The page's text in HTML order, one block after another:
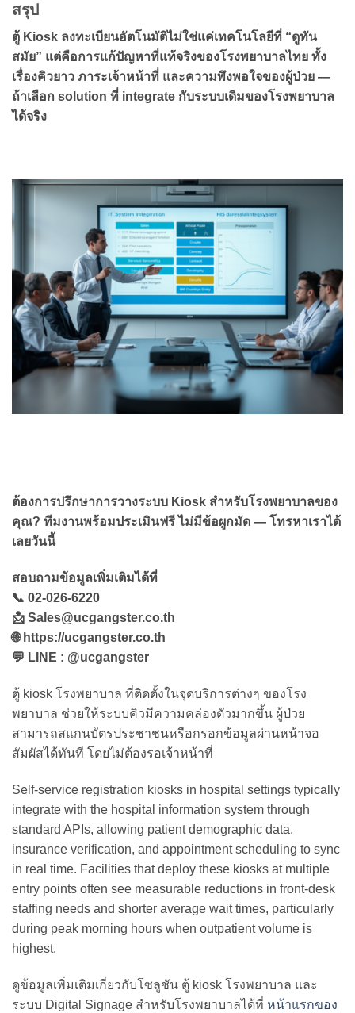
สรุป
ตู้ Kiosk ลงทะเบียนอัตโนมัติไม่ใช่แค่เทคโนโลยีที่ “ดูทัน
สมัย” แต่คือการแก้ปัญหาที่แท้จริงของโรงพยาบาลไทย ทั้ง
เรื่องคิวยาว ภาระเจ้าหน้าที่ และความพึงพอใจของผู้ป่วย —
ถ้าเลือก solution ที่ integrate กับระบบเดิมของโรงพยาบาล
ได้จริง
ต้องการปรึกษาการวางระบบ Kiosk สำหรับโรงพยาบาลของ
คุณ? ทีมงานพร้อมประเมินฟรี ไม่มีข้อผูกมัด — โทรหาเราได้
เลยวันนี้
สอบถามข้อมูลเพิ่มเติมได้ที่
📞 02-026-6220
📩 Sales@ucgangster.co.th
🌐 https://ucgangster.co.th
💬 LINE : @ucgangster
ตู้ kiosk โรงพยาบาล ที่ติดตั้งในจุดบริการต่างๆ ของโรง
พยาบาล ช่วยให้ระบบคิวมีความคล่องตัวมากขึ้น ผู้ป่วย
สามารถสแกนบัตรประชาชนหรือกรอกข้อมูลผ่านหน้าจอ
สัมผัสได้ทันที โดยไม่ต้องรอเจ้าหน้าที่
Self-service registration kiosks in hospital settings typically
integrate with the hospital information system through
standard APIs, allowing patient demographic data,
insurance verification, and appointment scheduling to sync
in real time. Facilities that deploy these kiosks at multiple
entry points often see measurable reductions in front-desk
staffing needs and shorter average wait times, particularly
during peak morning hours when outpatient volume is
highest.
ดูข้อมูลเพิ่มเติมเกี่ยวกับโซลูชัน ตู้ kiosk โรงพยาบาล และ
ระบบ Digital Signage สำหรับโรงพยาบาลได้ที่ หน้าแรกของ